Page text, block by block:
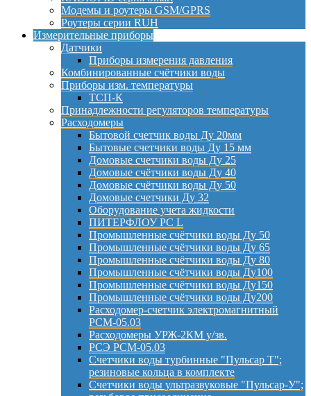
Модемы и роутеры GSM/GPRS
Роутеры серии RUH
Измерительные приборы
Датчики
Приборы измерения давления
Комбинированные счётчики воды
Приборы изм. температуры
ТСП-К
Принадлежности регуляторов температуры
Расходомеры
Бытовой счетчик воды Ду 20мм
Бытовые счетчики воды Ду 15 мм
Домовые счетчики воды Ду 25
Домовые счётчики воды Ду 40
Домовые счётчики воды Ду 50
Домовые счетчики Ду 32
Оборудование учета жидкости
ПИТЕРФЛОУ РС L
Промышленные счётчики воды Ду 50
Промышленные счётчики воды Ду 65
Промышленные счётчики воды Ду 80
Промышленные счётчики воды Ду100
Промышленные счётчики воды Ду150
Промышленные счётчики воды Ду200
Расходомер-счетчик электромагнитный
РСМ-05.03
Расходомеры УРЖ-2КМ у/зв.
РСЭ РСМ-05.03
Счетчики воды турбинные "Пульсар Т";
резиновые кольца в комплекте
Счетчики воды ультразвуковые "Пульсар-У";